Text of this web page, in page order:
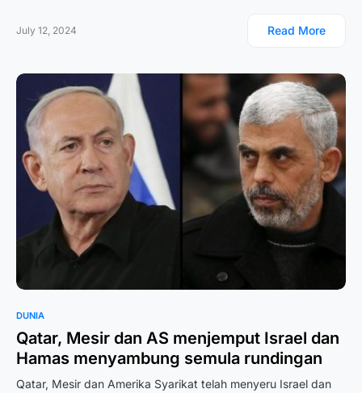
July 12, 2024 Read More
DUNIA
Qatar, Mesir dan AS menjemput Israel dan
Hamas menyambung semula rundingan
Qatar, Mesir dan Amerika Syarikat telah menyeru Israel dan